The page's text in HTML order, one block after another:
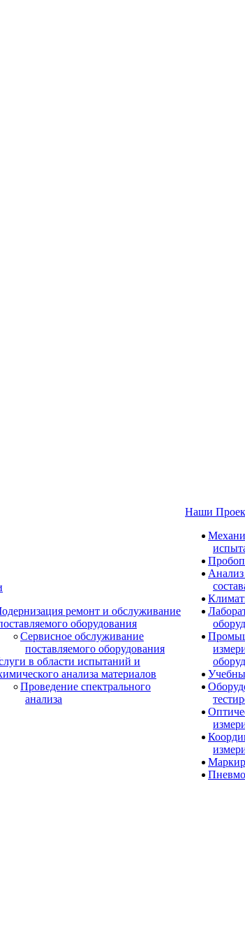
ремонт и обслуживание
оборудования
Сервисное обслуживание
поставляемого оборудования
в области испытаний и
анализа материалов
Проведение спектрального
анализа
Наши